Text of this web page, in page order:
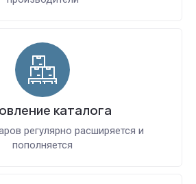
каталога
регулярно расширяется и
пополняется